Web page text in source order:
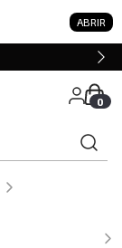
ABRIR
0